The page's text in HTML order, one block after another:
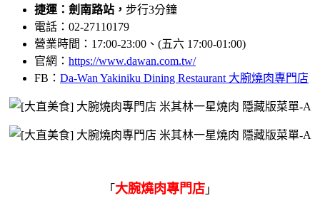
捷運：劍南路站， 步行3分鐘
電話： 02-27110179
營業時間：17:00-23:00、(五六 17:00-01:00)
官網： https://www.dawan.com.tw/
FB： Da-Wan Yakiniku Dining Restaurant 大腕燒肉專門店
「 大腕燒肉專門店 」